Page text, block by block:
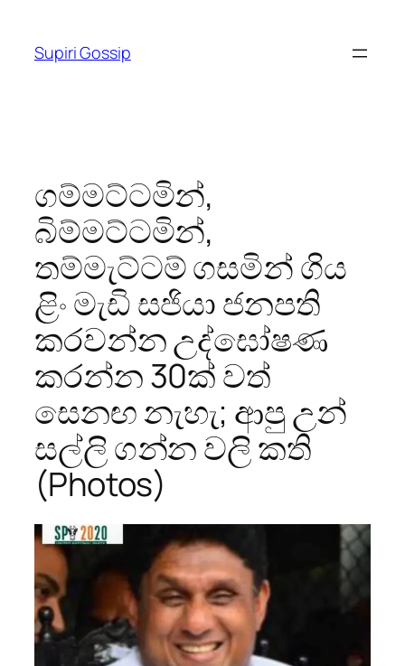
content
Supiri Gossip
ගම්මට්ටමින්,
බිම්මට්ටමින්,
තම්මැට්ටම් ගසමින් ගිය
ළිං මැඩි සජියා ජනපති
කරවන්න උද්ඝෝෂණ
කරන්න 30ක් වත්
සෙනඟ නැහැ; ආපු උන්
සල්ලි ගන්න වලි කති
(Photos)